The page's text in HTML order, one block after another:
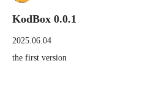
KodBox 0.0.1
2025.06.04
the first version